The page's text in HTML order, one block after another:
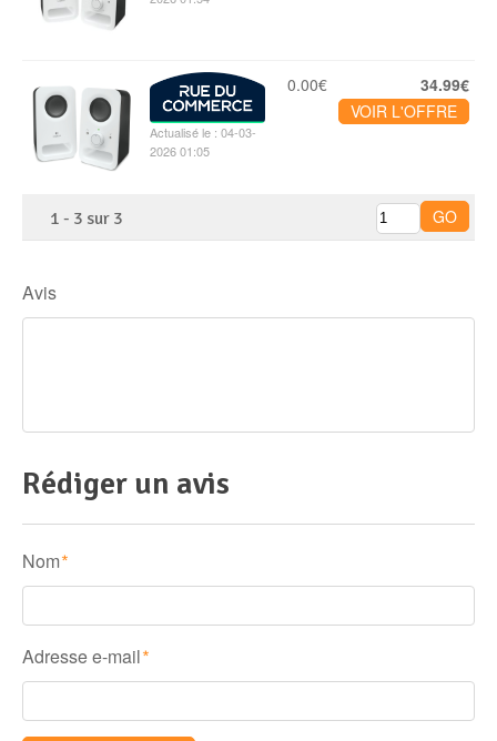
Actualisé le : 04-03-
2026 01:05
0.00€
34.99€
VOIR L'OFFRE
1 - 3 sur 3
Avis
Rédiger un avis
Nom *
Adresse e-mail *